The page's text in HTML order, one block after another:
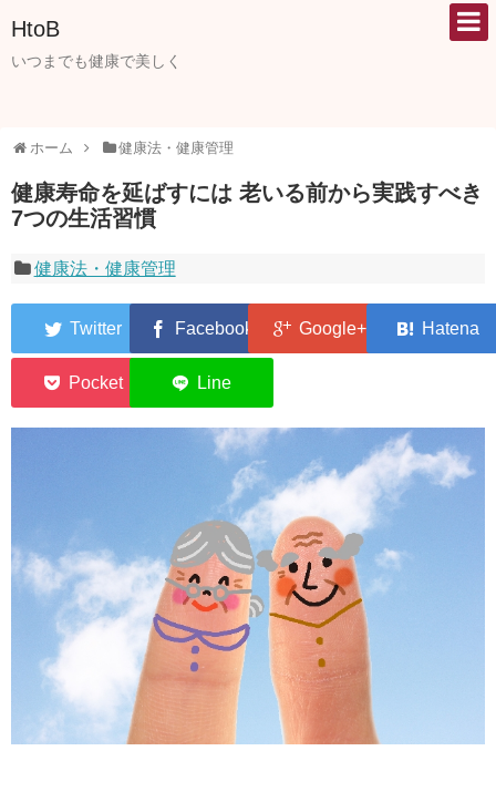
HtoB
いつまでも健康で美しく
ホーム 健康法・健康管理
健康寿命を延ばすには 老いる前から実践すべき
7つの生活習慣
健康法・健康管理